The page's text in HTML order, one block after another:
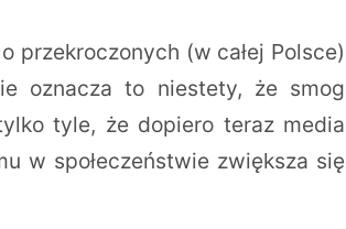
przekroczonych (w całej Polsce)
oznacza to niestety, że smog
tyle, że dopiero teraz media
w społeczeństwie zwiększa się